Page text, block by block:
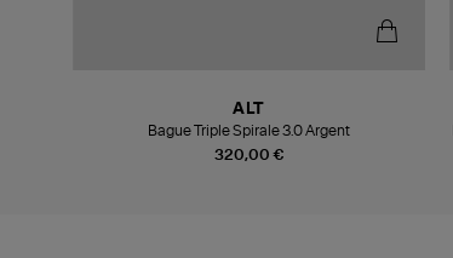
320,00 €
ALT
Bague Triple Spirale 3.0 Argent